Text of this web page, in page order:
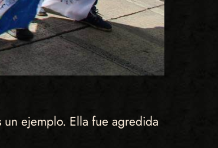
un ejemplo. Ella fue agredida